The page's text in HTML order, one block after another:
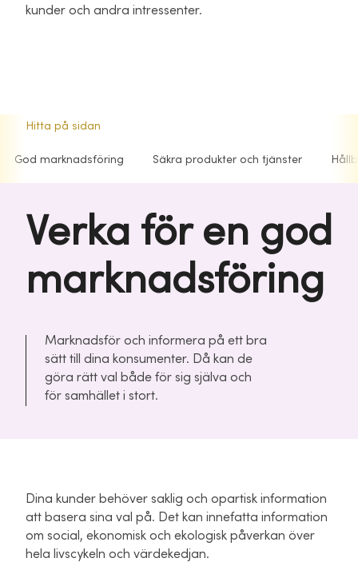
kunder och andra intressenter.
Hitta på sidan
God marknadsföring Säkra produkter och tjänster
Verka för en god
marknadsföring
Marknadsför och informera på ett bra
sätt till dina konsumenter. Då kan de
göra rätt val både för sig själva och
för samhället i stort.
Dina kunder behöver saklig och opartisk information
att basera sina val på. Det kan innefatta information
om social, ekonomisk och ekologisk påverkan över
hela livscykeln och värdekedjan.